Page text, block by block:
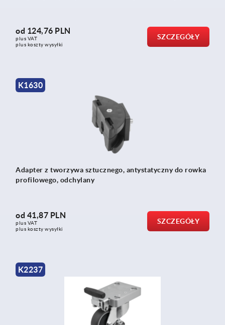
od 124,76 PLN
plus VAT
plus koszty wysyłki
SZCZEGÓŁY
K1630
Adapter z tworzywa sztucznego, antystatyczny do rowka
profilowego, odchylany
od 41,87 PLN
plus VAT
plus koszty wysyłki
SZCZEGÓŁY
K2237